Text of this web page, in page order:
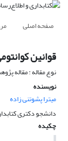
صفحه اصلی
قوانین
نوع مقاله : مقاله
نویسنده
میترا پشوتنی زاده
دانشجو دکتری
چکیده